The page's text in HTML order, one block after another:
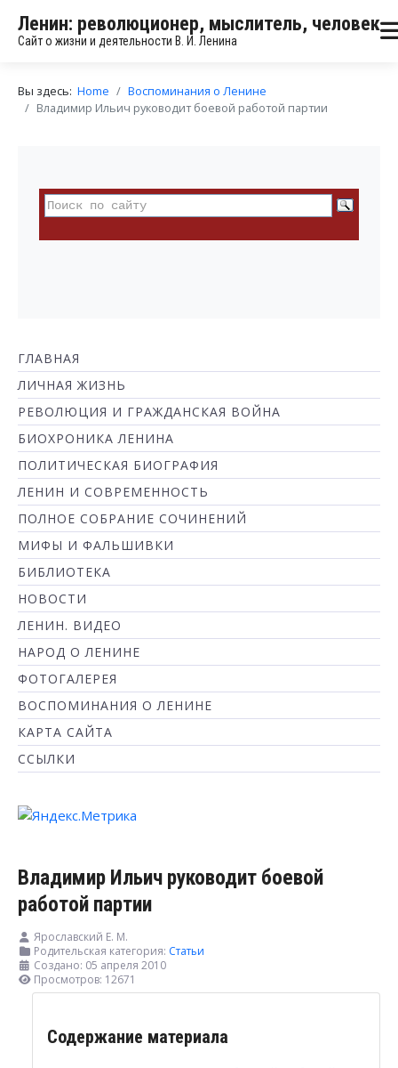
Ленин: революционер, мыслитель, человек
Сайт о жизни и деятельности В. И. Ленина
Вы здесь: Home
Воспоминания о Ленине
Владимир Ильич руководит боевой работой партии
ГЛАВНАЯ
ЛИЧНАЯ ЖИЗНЬ
РЕВОЛЮЦИЯ И ГРАЖДАНСКАЯ ВОЙНА
БИОХРОНИКА ЛЕНИНА
ПОЛИТИЧЕСКАЯ БИОГРАФИЯ
ЛЕНИН И СОВРЕМЕННОСТЬ
ПОЛНОЕ СОБРАНИЕ СОЧИНЕНИЙ
МИФЫ И ФАЛЬШИВКИ
БИБЛИОТЕКА
НОВОСТИ
ЛЕНИН. ВИДЕО
НАРОД О ЛЕНИНЕ
ФОТОГАЛЕРЕЯ
ВОСПОМИНАНИЯ О ЛЕНИНЕ
КАРТА САЙТА
ССЫЛКИ
Владимир Ильич руководит боевой
работой партии
Ярославский Е. М.
Родительская категория: Статьи
Создано: 05 апреля 2010
Просмотров: 12671
Содержание материала